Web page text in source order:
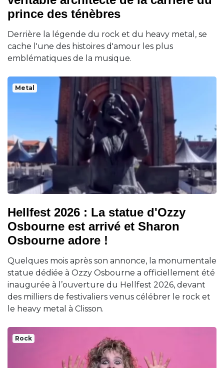
prince des ténèbres
Derrière la légende du rock et du heavy metal, se
cache l'une des histoires d'amour les plus
emblématiques de la musique.
Metal
Hellfest 2026 : La statue d'Ozzy
Osbourne est arrivé et Sharon
Osbourne adore !
Quelques mois après son annonce, la monumentale
statue dédiée à Ozzy Osbourne a officiellement été
inaugurée à l’ouverture du Hellfest 2026, devant
des milliers de festivaliers venus célébrer le rock et
le heavy metal à Clisson.
Rock